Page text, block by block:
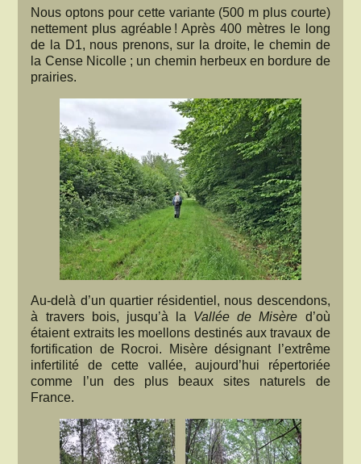
Nous optons pour cette variante (500 m plus courte)
nettement plus agréable ! Après 400 mètres le long
de la D1, nous prenons, sur la droite, le chemin de
la Cense Nicolle ; un chemin herbeux en bordure de
prairies.
Au-delà d’un quartier résidentiel, nous descendons,
à travers bois, jusqu’à la Vallée de Misère d’où
étaient extraits les moellons destinés aux travaux de
fortification de Rocroi. Misère désignant l’extrême
infertilité de cette vallée, aujourd’hui répertoriée
comme l’un des plus beaux sites naturels de
France.